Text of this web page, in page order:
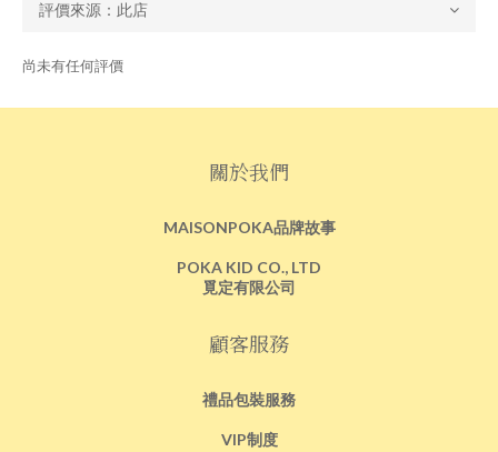
尚未有任何評價
關於我們
MAISONPOKA品牌故事
POKA KID CO., LTD
覓定有限公司
顧客服務
禮品包裝服務
VIP制度